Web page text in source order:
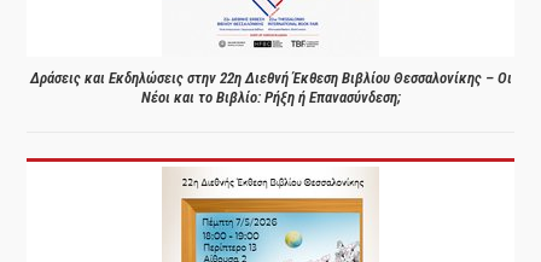
Δράσεις και Εκδηλώσεις στην 22η Διεθνή Έκθεση Βιβλίου Θεσσαλονίκης – Οι
Νέοι και το Βιβλίο: Ρήξη ή Επανασύνδεση;